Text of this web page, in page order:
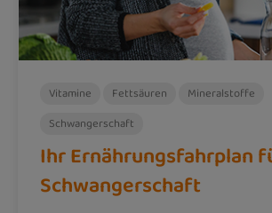
Vitamine Fettsäuren
Mineralstoffe
Schwangerschaft
Ihr Ernährungsfahrplan
Schwangerschaft